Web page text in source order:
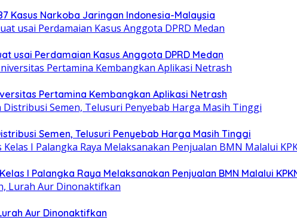
Kasus Narkoba Jaringan Indonesia-Malaysia
usai Perdamaian Kasus Anggota DPRD Medan
Pertamina Kembangkan Aplikasi Netrash
Semen, Telusuri Penyebab Harga Masih Tinggi
I Palangka Raya Melaksanakan Penjualan BMN Malalui
Aur Dinonaktifkan